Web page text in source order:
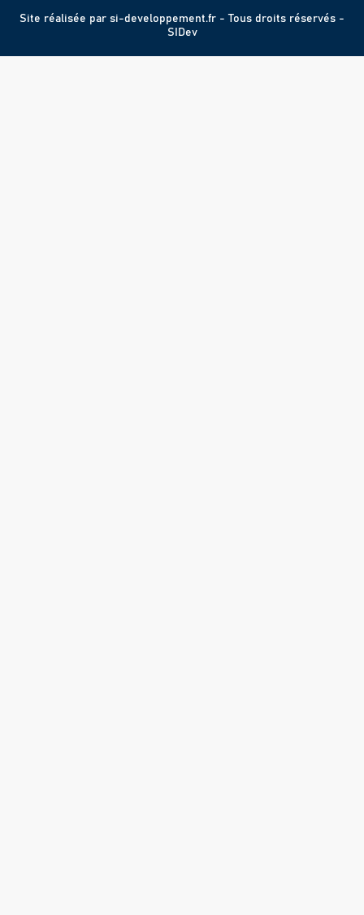
Site réalisée par si-developpement.fr - Tous droits réservés -
SIDev